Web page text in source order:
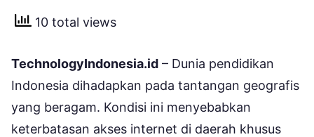
10 total views
TechnologyIndonesia.id – Dunia pendidikan
Indonesia dihadapkan pada tantangan geografis
yang beragam. Kondisi ini menyebabkan
keterbatasan akses internet di daerah khusus